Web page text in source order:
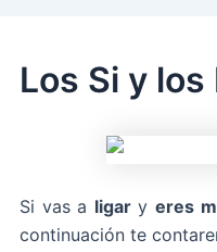
Los Si y los
Si vas a ligaryeres
continuación te